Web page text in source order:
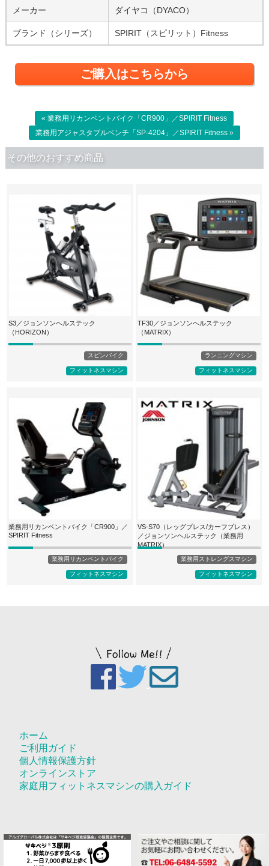
メーカー ダイヤコ（DYACO）
ブランド（シリーズ） SPIRIT（スピリット）Fitness
ご購入はこちらから
« 業務用リカンベントバイク「CR900」／SPIRIT Fitness
業務用アジャスタブルベンチ「SP-4204」／SPIRIT Fitness »
その他のおすすめ商品
S3／ジョンソンヘルステック
（HORIZON）
スピンバイク
フィットネスマシン
TF30／ジョンソンヘルステック
（MATRIX）
ランニングマシン
フィットネスマシン
業務用リカンベントバイク「CR900」／
SPIRIT Fitness
業務用リカンベントバイク
フィットネスマシン
VS-S70（レッグプレス/カーフプレス）
／ジョンソンヘルステック（業務用
MATRIX）
業務用ストレングスマシン
フィットネスマシン
ホーム
ご利用ガイド
個人情報保護方針
オンラインストア
家庭用フィットネスマシンの購入ガイド